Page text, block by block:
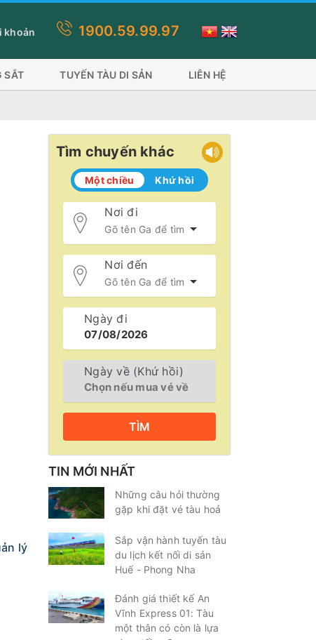
này quý khách lựa chọn thanh toán thẻ visa, ứng dụng ví
khoản 1900.59.99.97
SẮT TUYẾN TÀU DI SẢN LIÊN HỆ
lý
Tìm chuyến khác
Một chiều Khứ hồi
Nơi đi
Nơi đến
Ngày đi
Ngày về (Khứ hồi)
TÌM
TIN MỚI NHẤT
Những câu hỏi thường
gặp khi đặt vé tàu hoả
Sắp vận hành tuyến tàu
du lịch kết nối di sản
Huế - Phong Nha
Đánh giá thiết kế An
Vĩnh Express 01: Tàu
một thân có còn là lựa